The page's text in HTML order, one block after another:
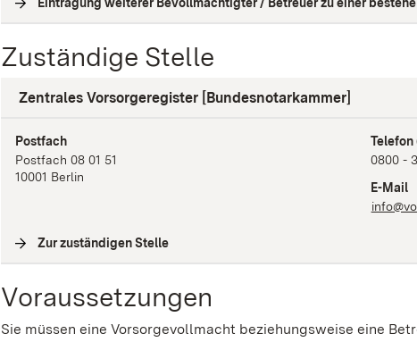
Zuständige Stelle
Zentrales Vorsorgeregister [Bundesnotarkammer]
Postfach
Postfach 08 01 51
10001 Berlin
Telefon
0800 -
E-Mail
Zur zuständigen Stelle
Voraussetzungen
Sie müssen eine Vorsorgevollmacht beziehungsweise eine